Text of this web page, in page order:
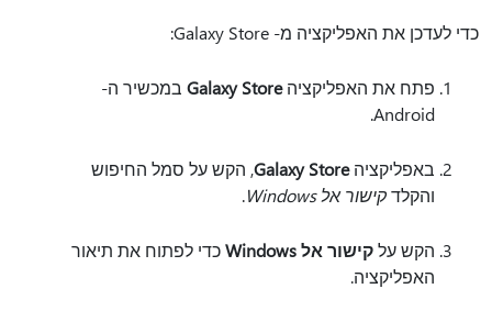
כדי לעדכן את האפליקציה מ- Galaxy Store:
פתח את האפליקציהGalaxy Store במכשיר ה-
Android.
באפליקציהGalaxy Store, הקש על סמל החיפוש
והקלדקישור אל Windows .
הקש עלקישור אל Windows
כדי לפתוח את תיאור
האפליקציה.